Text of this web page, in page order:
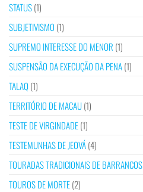
STATUS(1)
SUBJETIVISMO (1)
SUPREMO INTERESSE DO MENOR (1)
SUSPENSÃO DA EXECUÇÃO DA PENA(1)
TALAQ(1)
TERRITÓRIO DE MACAU(1)
TESTE DE VIRGINDADE(1)
TESTEMUNHAS DE JEOVÁ(4)
TOURADAS TRADICIONAIS DE BARRANCOS
TOUROS DE MORTE(2)